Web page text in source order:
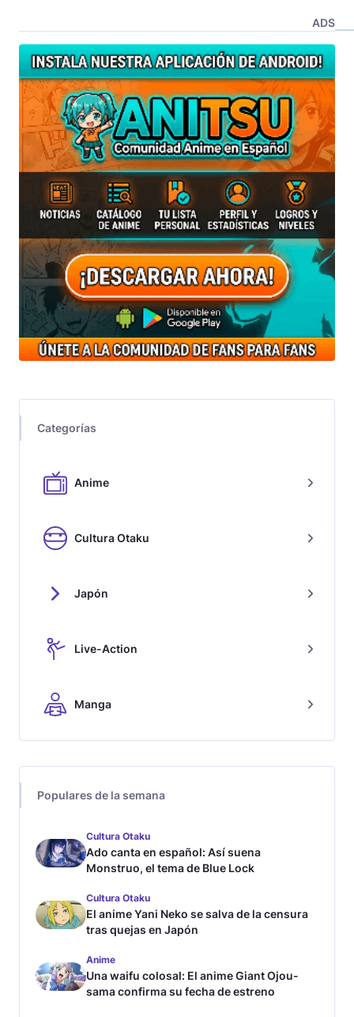
ADS
Categorías
Anime
Cultura Otaku
Japón
Live-Action
Manga
Populares de la semana
Cultura Otaku
Ado canta en español: Así suena
Monstruo, el tema de Blue Lock
Cultura Otaku
El anime Yani Neko se salva de la censura
tras quejas en Japón
Anime
Una waifu colosal: El anime Giant Ojou-
sama confirma su fecha de estreno